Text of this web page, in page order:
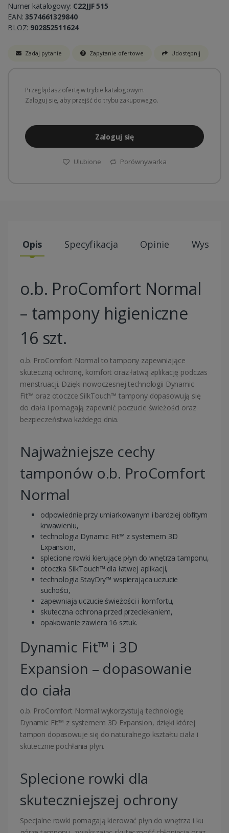
Numer katalogowy: C22JJF 515
EAN:3574661329840
BLOZ: 902852511624
Zadaj pytanie Zapytanie ofertowe Udostępnij
Przeglądasz ofertę w trybie katalogowym.
Zaloguj się, aby przejść do trybu zakupowego.
Zaloguj się
Ulubione Porównywarka
Opis Specyfikacja Opinie Wysyłki
o.b. ProComfort Normal
– tampony higieniczne
16 szt.
o.b. ProComfort Normal to tampony zapewniające
skuteczną ochronę, komfort oraz łatwą aplikację podczas
menstruacji. Dzięki nowoczesnej technologii Dynamic
Fit™ oraz otoczce SilkTouch™ tampony dopasowują się
do ciała i pomagają zapewnić poczucie świeżości oraz
bezpieczeństwa każdego dnia.
Najważniejsze cechy
tamponów o.b. ProComfort
Normal
odpowiednie przy umiarkowanym i bardziej obfitym
krwawieniu,
technologia Dynamic Fit™ z systemem 3D
Expansion,
splecione rowki kierujące płyn do wnętrza tamponu,
otoczka SilkTouch™ dla łatwej aplikacji,
technologia StayDry™ wspierająca uczucie
suchości,
zapewniają uczucie świeżości i komfortu,
skuteczna ochrona przed przeciekaniem,
opakowanie zawiera 16 sztuk.
Dynamic Fit™ i 3D
Expansion – dopasowanie
do ciała
o.b. ProComfort Normal wykorzystują technologię
Dynamic Fit™ z systemem 3D Expansion, dzięki której
tampon dopasowuje się do naturalnego kształtu ciała i
skutecznie pochłania płyn.
Splecione rowki dla
skuteczniejszej ochrony
Specjalne rowki pomagają kierować płyn do wnętrza i ku